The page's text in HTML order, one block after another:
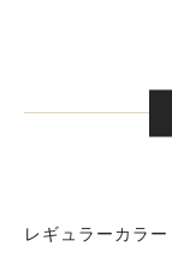
レギュラーカラー